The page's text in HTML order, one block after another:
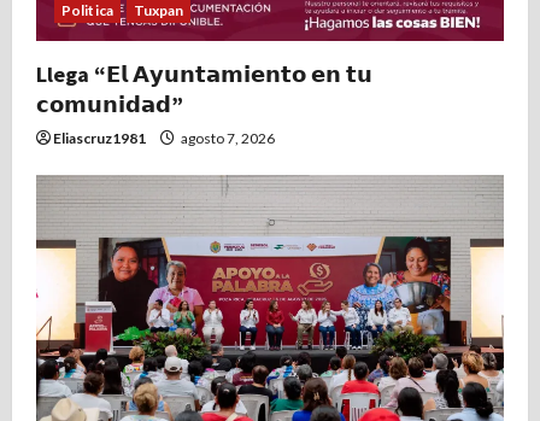
Politica Tuxpan
Llega “𝗘𝗹 𝗔𝘆𝘂𝗻𝘁𝗮𝗺𝗶𝗲𝗻𝘁𝗼 𝗲𝗻 𝘁𝘂
𝗰𝗼𝗺𝘂𝗻𝗶𝗱𝗮𝗱”
Eliascruz1981 agosto 7, 2026